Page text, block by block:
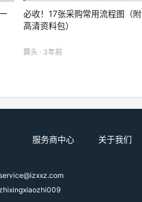
必收！17张采购常用流程图（附
高清资料包）
算头 · 3年前
服务商中心 关于我们